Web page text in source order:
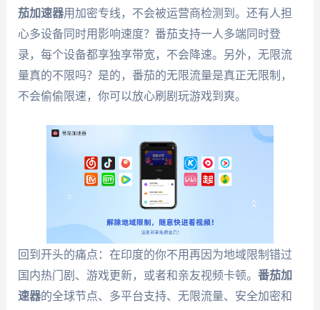
茄加速器用加密专线，不会被运营商检测到。还有人担
心多设备同时用影响速度？番茄支持一人多端同时登
录，每个设备都享独享带宽，不会降速。另外，无限流
量真的不限吗？是的，番茄的无限流量是真正无限制，
不会偷偷限速，你可以放心刷剧玩游戏到爽。
回到开头的痛点：在印度的你不用再因为地域限制错过
国内热门剧、游戏更新，或者和亲友视频卡顿。 番茄加
速器的全球节点、多平台支持、无限流量、安全加密和